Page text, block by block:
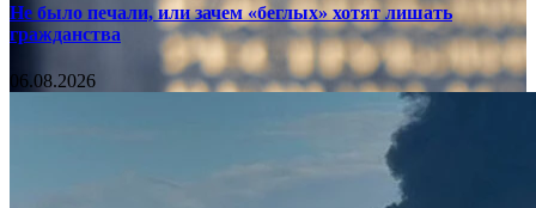
Не было печали, или зачем «беглых» хотят лишать
гражданства
06.08.2026